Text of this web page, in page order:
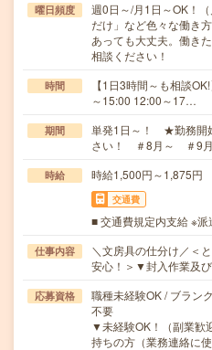
曜日頻度
週0日～/月1日～OK！
だけ」など色々な働き
あっても大丈夫。働き
相談ください！
時間
【1日3時間～も相談
～15:00 12:00～17…
期間
単発1日～！ ★勤務開
さい！ ＃8月～ ＃9
時給 時給1,500円～1,875円
交通費
■ 交通費規定内支給 ※派
仕事内容
＼文房具の仕分け／＜
安心！＞▼封入作業及
応募資格
職種未経験OK / ブラン
不要
▼未経験OK！（副業
持ちの方（業務連絡に